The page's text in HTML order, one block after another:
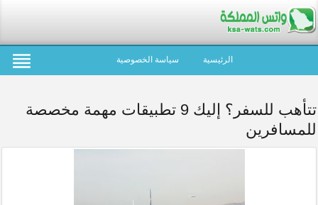
الرئيسية سياسة الخصوصية
تتأهب للسفر؟ إليك 9 تطبيقات مهمة مخصصة
للمسافرين